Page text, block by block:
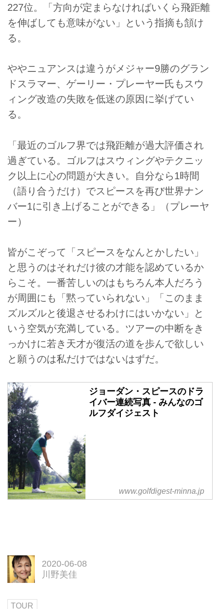
227位。「方向が定まらなければいくら飛距離
を伸ばしても意味がない」という指摘も頷け
る。
ややニュアンスは違うがメジャー9勝のグラン
ドスラマー、ゲーリー・プレーヤー氏もスウ
ィング改造の失敗を低迷の原因に挙げてい
る。
「最近のゴルフ界では飛距離が過大評価され
過ぎている。ゴルフはスウィングやテクニッ
ク以上に心の問題が大きい。自分なら1時間
（語り合うだけ）でスピースを再び世界ナン
バー1に引き上げることができる」（プレーヤ
ー）
皆がこぞって「スピースをなんとかしたい」
と思うのはそれだけ彼の才能を認めているか
らこそ。一番苦しいのはもちろん本人だろう
が周囲にも「黙っていられない」「このまま
ズルズルと後退させるわけにはいかない」と
いう空気が充満している。ツアーの中断をき
っかけに若き天才が復活の道を歩んで欲しい
と願うのは私だけではないはずだ。
ジョーダン・スピースのドラ
イバー連続写真 - みんなのゴ
ルフダイジェスト
www.golfdigest-minna.jp
2020-06-08
川野美佳
TOUR